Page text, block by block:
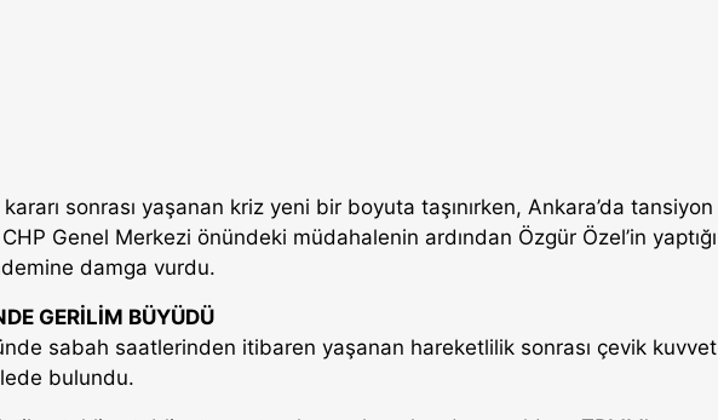
kararı sonrası yaşanan kriz yeni bir boyuta taşınırken, Ankara’da tansiyon
Genel Merkezi önündeki müdahalenin ardından Özgür Özel’in yaptığı
damga vurdu.
GERİLİM BÜYÜDÜ
sabah saatlerinden itibaren yaşanan hareketlilik sonrası çevik kuvvet
bulundu.